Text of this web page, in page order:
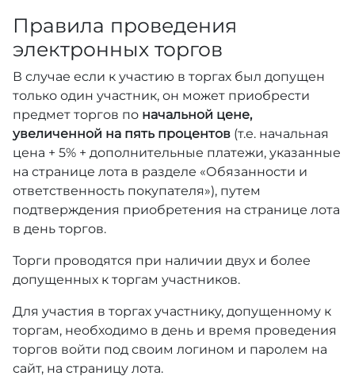
Правила проведения
электронных торгов
В случае если к участию в торгах был допущен
только один участник, он может приобрести
предмет торгов по начальной цене,
увеличенной на пять процентов (т.е. начальная
цена + 5% + дополнительные платежи, указанные
на странице лота в разделе «Обязанности и
ответственность покупателя»), путем
подтверждения приобретения на странице лота
в день торгов.
Торги проводятся при наличии двух и более
допущенных к торгам участников.
Для участия в торгах участнику, допущенному к
торгам, необходимо в день и время проведения
торгов войти под своим логином и паролем на
сайт, на страницу лота.